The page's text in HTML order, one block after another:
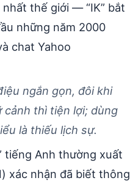
thế giới — “IK” bắt
những năm 2000
chat Yahoo
ngắn gọn, đôi khi
cảnh thì tiện lợi; dùng
là thiếu lịch sự.
tiếng Anh thường xuất
xác nhận đã biết thông